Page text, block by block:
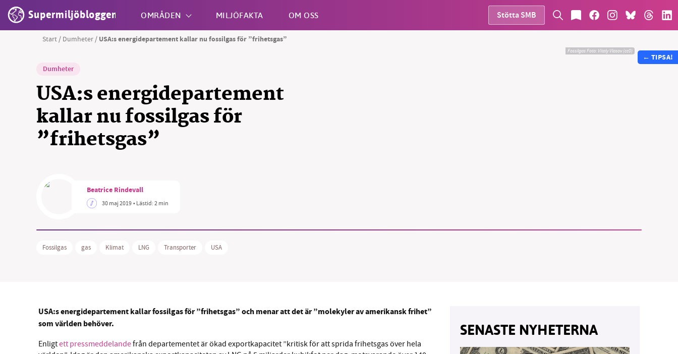
Supermiljöbloggen OMRÅDEN MILJÖFAKTA OM OSS Stötta SMB
Start / Dumheter / USA:s energidepartement kallar nu fossilgas för ”frihetsgas”
Dumheter
USA:s energidepartement
kallar nu fossilgas för
”frihetsgas”
Fossilgas Foto: Vitaly Vlasov (cc0)
Beatrice Rindevall
30 maj 2019• Lästid:2 min
Fossilgas gas Klimat LNG Transporter USA
USA:s energidepartement kallar fossilgas för ”frihetsgas” och menar att det är ”molekyler av amerikansk frihet”
som världen behöver.
Enligtett pressmeddelandefrån departementet är ökad exportkapacitet ”kritisk för att sprida frihetsgas över hela
SENASTE NYHETERNA
← TIPSA!
nyhetsbevakning och granskningar. Nu vill vi utveckla vårt arbete –
Stötta vårt arbete genom att swisha en slant till